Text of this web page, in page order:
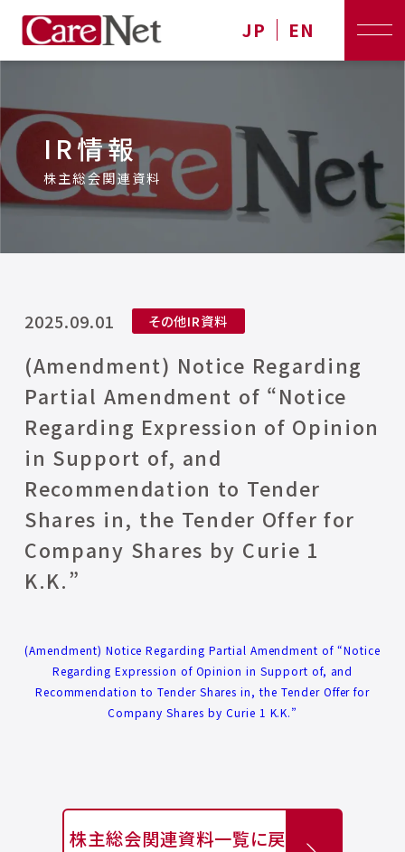
JP EN
IR情報
株主総会関連資料
2025.09.01 その他IR資料
(Amendment) Notice Regarding
Partial Amendment of “Notice
Regarding Expression of Opinion
in Support of, and
Recommendation to Tender
Shares in, the Tender Offer for
Company Shares by Curie 1
K.K.”
(Amendment) Notice Regarding Partial Amendment of “Notice
Regarding Expression of Opinion in Support of, and
Recommendation to Tender Shares in, the Tender Offer for
Company Shares by Curie 1 K.K.”
株主総会関連資料一覧に戻